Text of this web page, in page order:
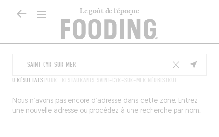
Le goût de l’époque
0 RÉSULTATS POUR "RESTAURANTS SAINT-CYR-SUR-MER NÉOBISTROT"
Nous n’avons pas encore d’adresse dans cette zone. Entrez
une nouvelle adresse ou procédez à une recherche par nom.